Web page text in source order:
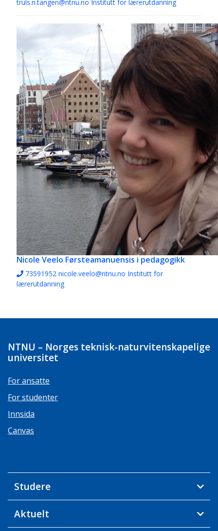
truls.n.tangen@ntnu.no Institutt for lærerutdanning
Nicole Veelo Førsteamanuensis i pedagogikk
73591952 nicole.veelo@ntnu.no Institutt for
lærerutdanning
NTNU – Norges teknisk-naturvitenskapelige
universitet
For ansatte
For studenter
Innsida
Canvas
Studere
Aktuelt